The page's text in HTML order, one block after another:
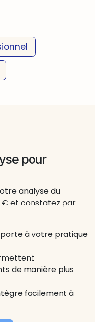
pour
analyse du
€ et constatez par
à votre pratique
de manière plus
facilement à